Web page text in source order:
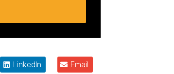
LinkedIn Email